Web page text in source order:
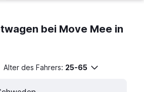
bei Move Mee in
Alter des Fahrers: 25-65